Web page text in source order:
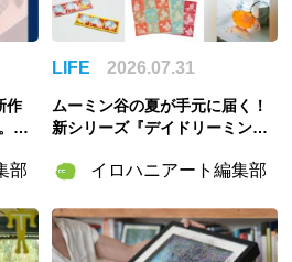
作
山
部
LIFE 2026.07.31
ムーミン谷の夏が手元に届く！
新シリーズ『デイドリーミング
＆「ムーミンの日」スペシャル
イロハニアート編集部